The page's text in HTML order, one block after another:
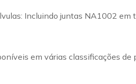
Incluindo juntas NA1002
em várias classificações